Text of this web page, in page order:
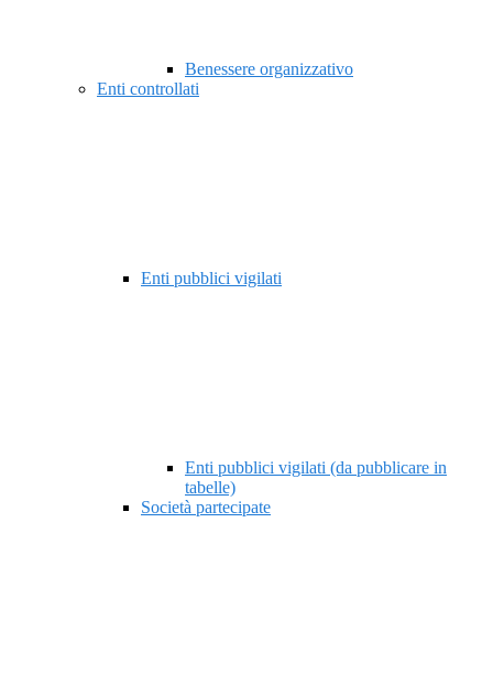
Benessere organizzativo
Enti controllati
Enti pubblici vigilati
Enti pubblici vigilati (da pubblicare in
tabelle)
Società partecipate